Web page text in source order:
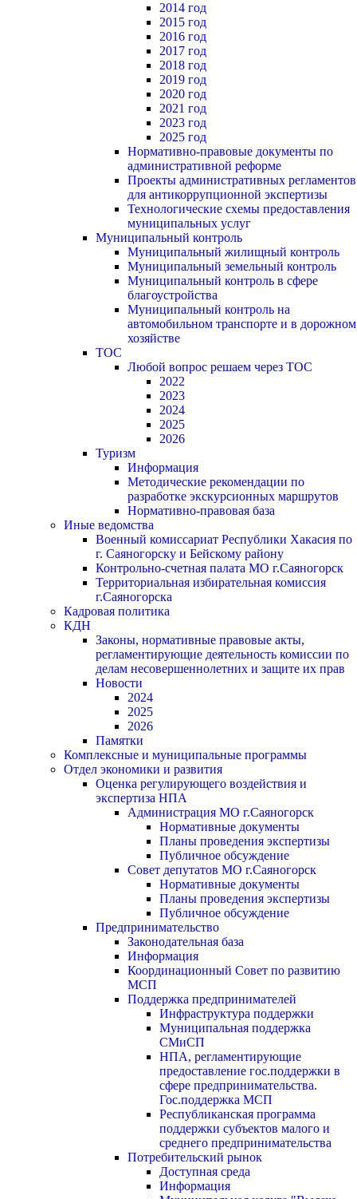
2014 год
2015 год
2016 год
2017 год
2018 год
2019 год
2020 год
2021 год
2023 год
2025 год
Нормативно-правовые документы по
административной реформе
Проекты административных регламентов
для антикоррупционной экспертизы
Технологические схемы предоставления
муниципальных услуг
Муниципальный контроль
Муниципальный жилищный контроль
Муниципальный земельный контроль
Муниципальный контроль в сфере
благоустройства
Муниципальный контроль на
автомобильном транспорте и в дорожном
хозяйстве
ТОС
Любой вопрос решаем через ТОС
2022
2023
2024
2025
2026
Туризм
Информация
Методические рекомендации по
разработке экскурсионных маршрутов
Нормативно-правовая база
Иные ведомства
Военный комиссариат Республики Хакасия по
г. Саяногорску и Бейскому району
Контрольно-счетная палата МО г.Саяногорск
Территориальная избирательная комиссия
г.Саяногорска
Кадровая политика
КДН
Законы, нормативные правовые акты,
регламентирующие деятельность комиссии по
делам несовершеннолетних и защите их прав
Новости
2024
2025
2026
Памятки
Комплексные и муниципальные программы
Отдел экономики и развития
Оценка регулирующего воздействия и
экспертиза НПА
Администрация МО г.Саяногорск
Нормативные документы
Планы проведения экспертизы
Публичное обсуждение
Совет депутатов МО г.Саяногорск
Нормативные документы
Планы проведения экспертизы
Публичное обсуждение
Предпринимательство
Законодательная база
Информация
Координационный Совет по развитию
МСП
Поддержка предпринимателей
Инфраструктура поддержки
Муниципальная поддержка
СМиСП
НПА, регламентирующие
предоставление гос.поддержки в
сфере предпринимательства.
Гос.поддержка МСП
Республиканская программа
поддержки субъектов малого и
среднего предпринимательства
Потребительский рынок
Доступная среда
Информация